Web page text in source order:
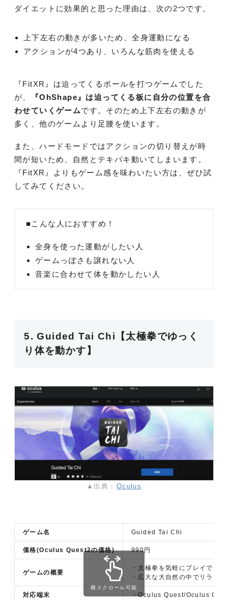
ダイエットに効果的と思った理由は、次の2つです。
上下左右の動きが多いため、全身運動になる
アクションが4つあり、いろんな筋肉を使える
『FitXR』は迫ってくるボールを打つゲームでした
が、
『OhShape』は迫ってくる板に自分の位置を合
わせていくゲームです。そのため上下左右の動きが
多く、他のゲームより足腰を使います。
また、ハードモードではアクションの切り替えが時
間が短いため、自然とテキパキ動いてしまいます。
『FitXR』よりもゲーム感を味わいたい方は、ぜひ試
してみてください。
■こんな人におすすめ！
全身を使った運動がしたい人
ゲームっぽさも譲れない人
音楽に合わせて体を動かしたい人
5. Guided Tai Chi【太極拳でゆっく
り体を動かす】
▲出典： Oculus
ゲーム名 Guided Tai Chi
価格(Oculus Quest2の価格) 990円
ゲームの概要
・太極拳を気軽にプレイできる
・広大な大自然の中でリラッ
対応端末 ・Oculus Quest/Oculus
横スクロール可能